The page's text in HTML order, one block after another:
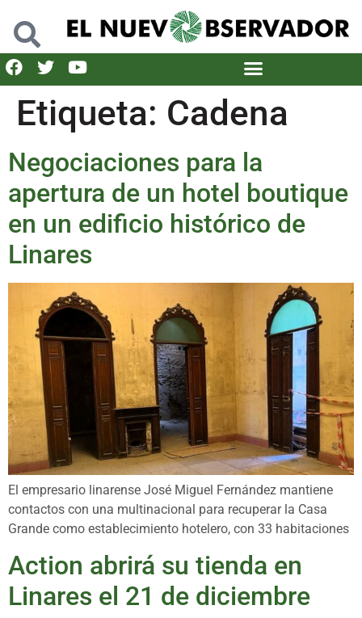
Etiqueta: Cadena
Negociaciones para la
apertura de un hotel boutique
en un edificio histórico de
Linares
El empresario linarense José Miguel Fernández mantiene
contactos con una multinacional para recuperar la Casa
Grande como establecimiento hotelero, con 33 habitaciones
Action abrirá su tienda en
Linares el 21 de diciembre